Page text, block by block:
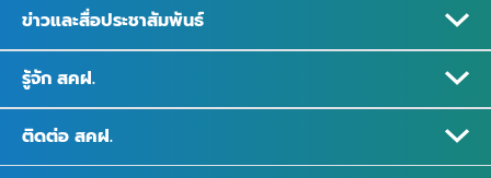
ข่าวและสื่อประชาสัมพันธ์
รู้จัก สคฝ.
ติดต่อ สคฝ.